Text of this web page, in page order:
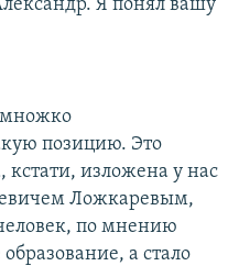
Я понял вашу
позицию. Это
кстати, изложена у нас
Ложкаревым,
по мнению
а стало